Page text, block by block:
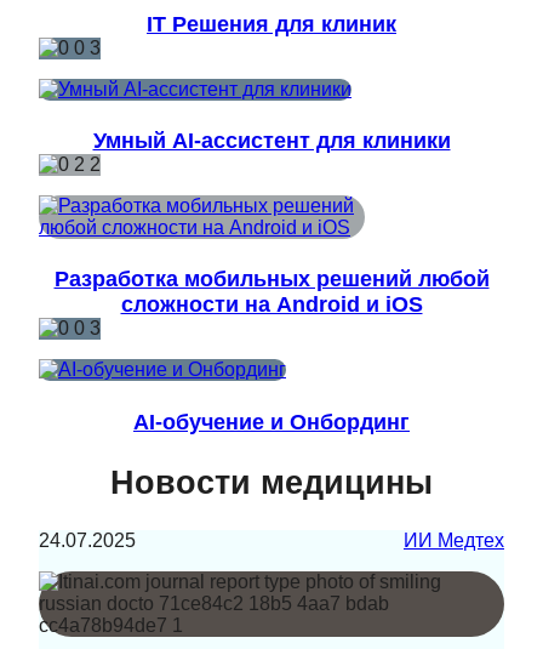
IT Решения для клиник
Умный AI-ассистент для клиники
Разработка мобильных решений любой
сложности на Android и iOS
AI-обучение и Онбординг
Новости медицины
24.07.2025 ИИ Медтех